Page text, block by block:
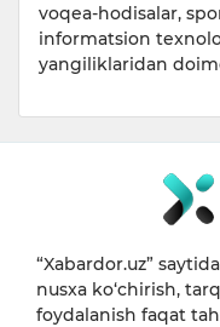
voqea-hodisalar,
informatsion
yangiliklaridan
“Xabardor.uz”
nusxa ko‘chirish,
foydalanish faqat